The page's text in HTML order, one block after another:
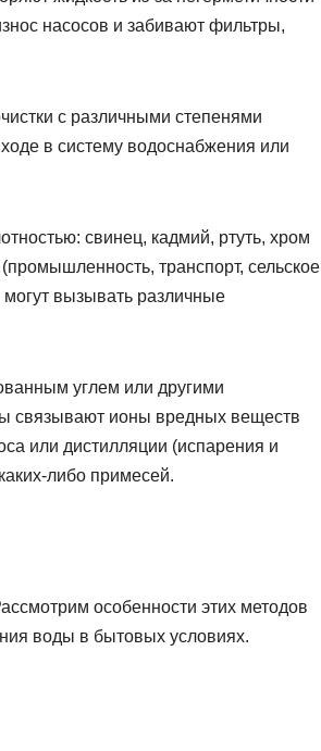
насосов и забивают фильтры,
с различными степенями
в систему водоснабжения или
свинец, кадмий, ртуть, хром
транспорт, сельское
вызывать различные
углем или другими
связывают ионы вредных веществ
или дистилляции (испарения и
либо примесей.
особенности этих методов
воды в бытовых условиях.